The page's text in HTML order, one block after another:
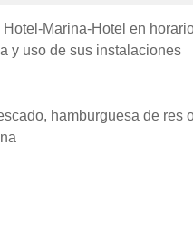
Marina-Hotel en
y uso de sus instalaciones
hamburguesa de res